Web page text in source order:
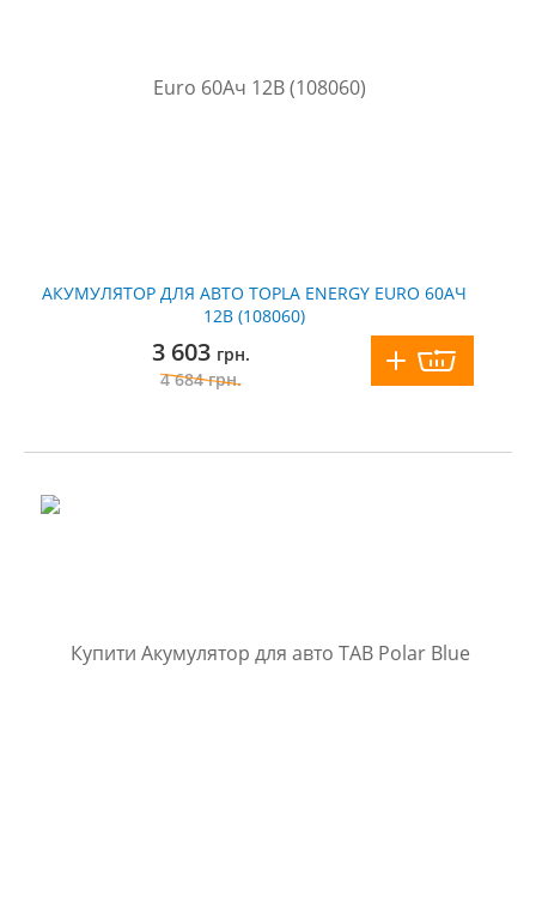
АКУМУЛЯТОР ДЛЯ АВТО TOPLA ENERGY EURO 60АЧ
12В (108060)
3 603 грн.
4 684грн.